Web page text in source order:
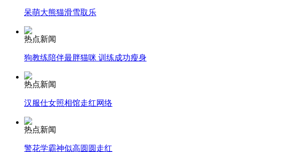
消防员救轻生者 花炮节热闹非凡
纽约上演“枕头大战”
司机酒驾遇交警 急速倒车逃窜
呆萌大熊猫滑雪取乐
热点新闻
狗教练陪伴最胖猫咪 训练成功瘦身
热点新闻
汉服仕女照相馆走红网络
热点新闻
警花学霸神似高圆圆走红